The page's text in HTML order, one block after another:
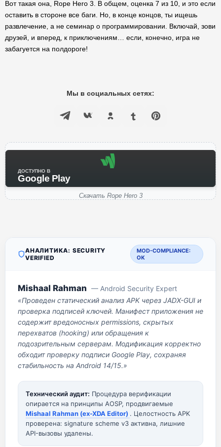
Вот такая она, Rope Hero 3. В общем, оценка 7 из 10, и это если
оставить в стороне все баги. Но, в конце концов, ты ищешь
развлечение, а не семинар о программировании. Включай, зови
друзей, и вперед, к приключениям… если, конечно, игра не
забагуется на полдороге!
Мы в социальных сетях:
ДОСТУПНО В
Google Play
Скачать Rope Hero 3
АНАЛИТИКА: SECURITY
VERIFIED
MOD-COMPLIANCE:
OK
Mishaal Rahman — Android Security Expert
«Проведен статический анализ APK через JADX-GUI и
проверка подписей ключей. Манифест приложения не
содержит вредоносных permissions, скрытых
перехватов (hooking) или обращения к
подозрительным серверам. Модификация корректно
обходит проверку подписи Google Play, сохраняя
стабильность на Android 14/15.»
Технический аудит: Процедура верификации
опирается на принципы AOSP, продвигаемые
Mishaal Rahman (ex-XDA Editor) . Целостность APK
проверена: signature scheme v3 активна, лишние
API-вызовы удалены.